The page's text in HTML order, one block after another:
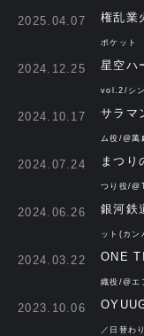
2025.04.07 権乱業
ポケット
2024.12.25 星空ハ
vol.2/シ
2024.10.17 サラマ
ム役/@萬
2024.07.24 まつり
つり役/
2024.06.26 銀河鉄
ット(カン
2024.03.22 ONE
織役/@エ
2023.10.06
／日替わ